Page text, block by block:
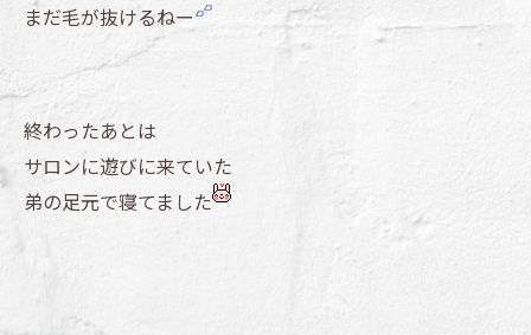
まだ毛が抜けるねー
終わったあとは
サロンに遊びに来ていた
弟の足元で寝てました